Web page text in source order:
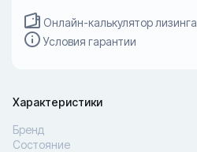
Онлайн-калькулятор лизинга
Условия гарантии
Характеристики
Бренд
Состояние